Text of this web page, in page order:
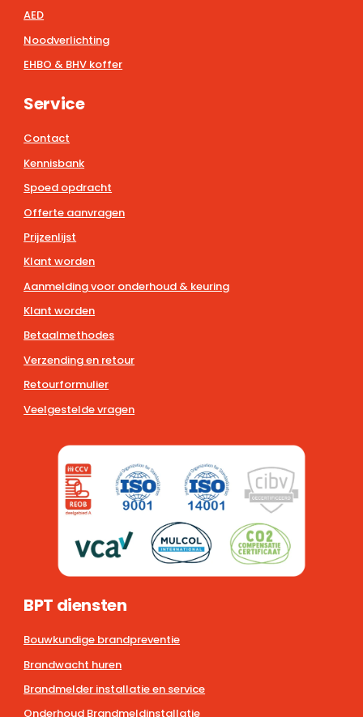
AED
Noodverlichting
EHBO & BHV koffer
Service
Contact
Kennisbank
Spoed opdracht
Offerte aanvragen
Prijzenlijst
Klant worden
Aanmelding voor onderhoud & keuring
Klant worden
Betaalmethodes
Verzending en retour
Retourformulier
Veelgestelde vragen
BPT diensten
Bouwkundige brandpreventie
Brandwacht huren
Brandmelder installatie en service
Onderhoud Brandmeldinstallatie